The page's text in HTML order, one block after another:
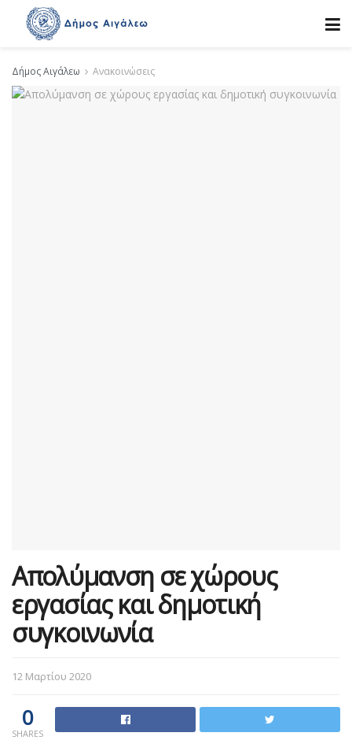
Δήμος Αιγάλεω Ανακοινώσεις
Απολύμανση σε χώρους
εργασίας και δημοτική
συγκοινωνία
12 Μαρτίου 2020
0
SHARES